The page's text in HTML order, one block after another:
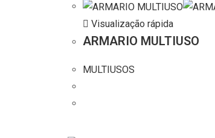
Visualização rápida
ARMARIO MULTIUSO
MULTIUSOS